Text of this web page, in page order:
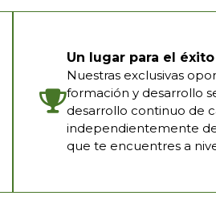
Un lugar para el éxito
Nuestras exclusivas
formación y desarrollo
desarrollo continuo de
independientemente
que te encuentres a